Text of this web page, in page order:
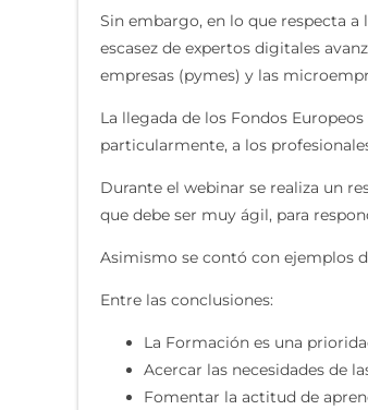
Sin embargo, en lo que respecta a
escasez de expertos digitales
empresas (pymes) y las
La llegada de los Fondos
particularmente, a los
Durante el webinar se realiza un
que debe ser muy ágil, para
Asimismo se contó con ejemplos
Entre las conclusiones:
La Formación es una
Acercar las necesidades de
Fomentar la actitud de